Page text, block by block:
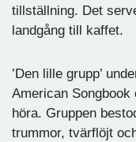
tillställning. Det
landgång till kaffet.
’Den lille grupp’
American
höra. Gruppen
trummor, tvärflöjt